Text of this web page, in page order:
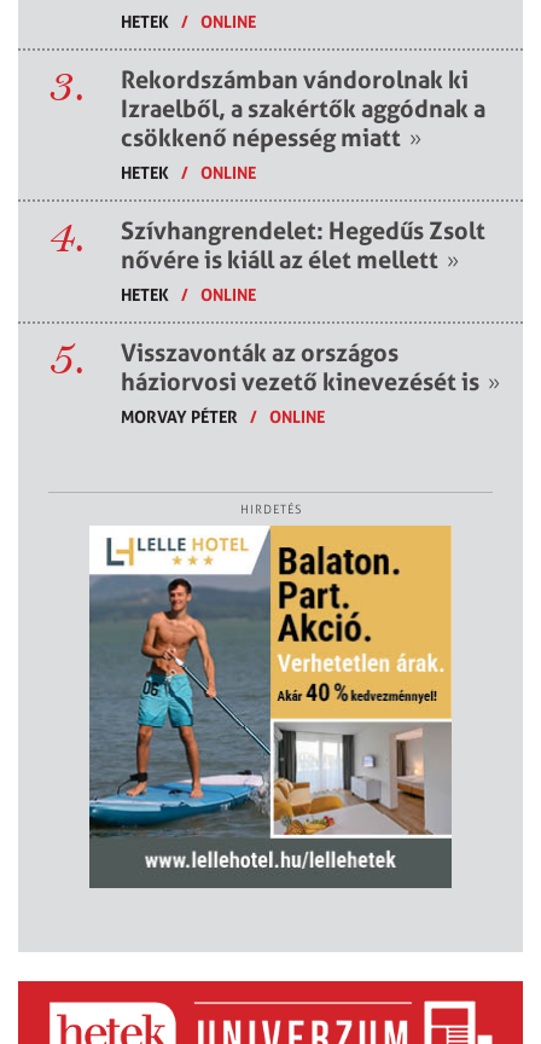
HETEK / ONLINE
3.
Rekordszámban vándorolnak ki
Izraelből, a szakértők aggódnak a
csökkenő népesség miatt »
HETEK / ONLINE
4.
Szívhangrendelet: Hegedűs Zsolt
nővére is kiáll az élet mellett »
HETEK / ONLINE
5.
Visszavonták az országos
háziorvosi vezető kinevezését is »
MORVAY PÉTER / ONLINE
HIRDETÉS